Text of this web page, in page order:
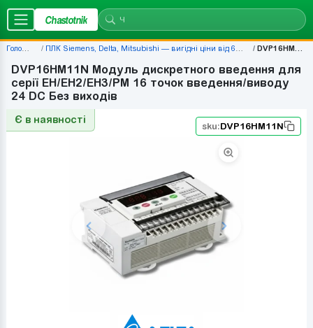
Chastotnik
Головна ПЛК Siemens, Delta, Mitsubishi — вигідні ціни від 677 грн DVP16HM11N
DVP16HM11N Модуль дискретного введення для
серії EH/EH2/EH3/PM 16 точок введення/виводу
24 DC Без виходів
Є в наявності
sku:DVP16HM11N